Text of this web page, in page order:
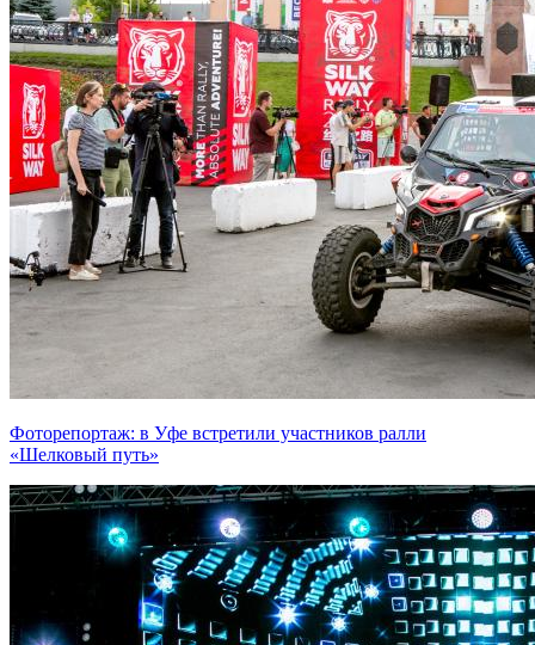
Фоторепортаж: в Уфе встретили участников ралли
«Шелковый путь»